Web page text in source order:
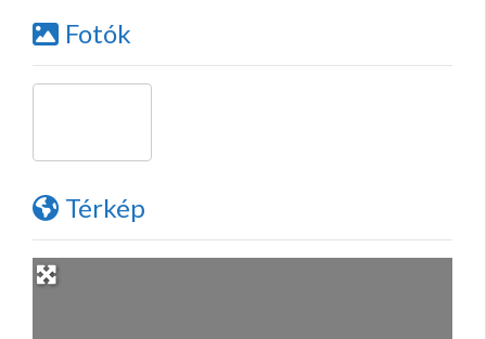
Fotók
Térkép